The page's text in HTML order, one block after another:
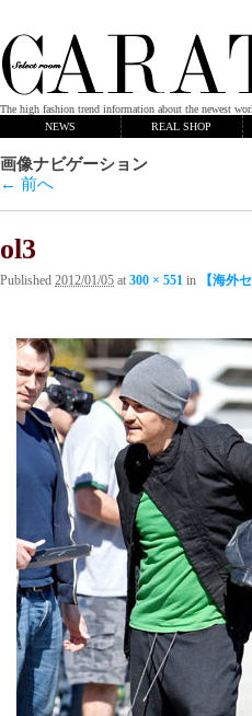
The high fashion trend information about the newest
NEWS
REAL SHOP
画像ナビゲーション
← 前へ
ol3
Published 2012/01/05 at 300 × 551 in 【海外